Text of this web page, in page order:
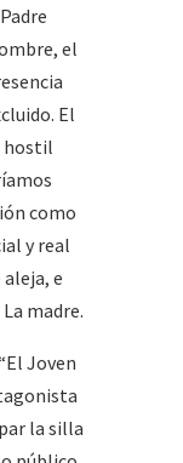
el
El
hostil
como
y real
e
madre.
Joven
la silla